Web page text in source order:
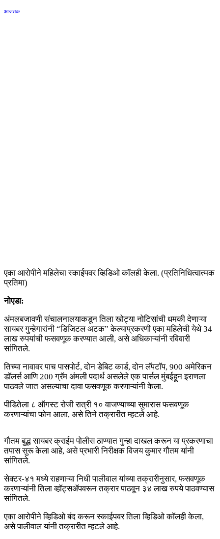
एका आरोपीने महिलेचा स्काईपवर व्हिडिओ कॉलही केला. (प्रतिनिधित्वात्मक
प्रतिमा)
नोएडा:
अंमलबजावणी संचालनालयाकडून तिला खोट्या नोटिसांची धमकी देणाऱ्या
सायबर गुन्हेगारांनी “डिजिटल अटक” केल्याप्रकरणी एका महिलेची येथे 34
लाख रुपयांची फसवणूक करण्यात आली, असे अधिकाऱ्यांनी रविवारी
सांगितले.
तिच्या नावावर पाच पासपोर्ट, दोन डेबिट कार्ड, दोन लॅपटॉप, 900 अमेरिकन
डॉलर्स आणि 200 ग्रॅम अंमली पदार्थ असलेले एक पार्सल मुंबईहून इराणला
पाठवले जात असल्याचा दावा फसवणूक करणाऱ्यांनी केला.
पीडितेला ८ ऑगस्ट रोजी रात्री १० वाजण्याच्या सुमारास फसवणूक
करणाऱ्यांचा फोन आला, असे तिने तक्रारीत म्हटले आहे.
गौतम बुद्ध सायबर क्राईम पोलीस ठाण्यात गुन्हा दाखल करून या प्रकरणाचा
तपास सुरू केला आहे, असे प्रभारी निरीक्षक विजय कुमार गौतम यांनी
सांगितले.
सेक्टर-४१ मध्ये राहणाऱ्या निधी पालीवाल यांच्या तक्रारीनुसार, फसवणूक
करणाऱ्यांनी तिला व्हॉट्सॲपवरून तक्रार पाठवून ३४ लाख रुपये पाठवण्यास
सांगितले.
एका आरोपीने व्हिडिओ बंद करून स्काईपवर तिला व्हिडिओ कॉलही केला,
असे पालीवाल यांनी तक्रारीत म्हटले आहे.